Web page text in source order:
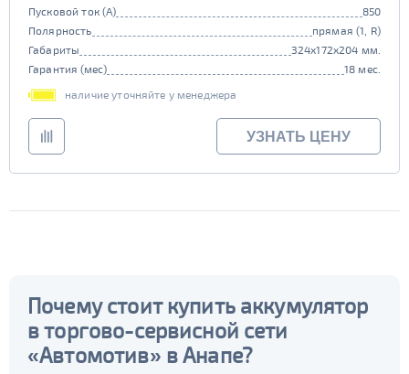
Пусковой ток (А)
850
Полярность
прямая (1, R)
Габариты
324x172x204 мм.
Гарантия (мес)
18 мес.
наличие уточняйте у менеджера
УЗНАТЬ ЦЕНУ
Почему стоит купить аккумулятор
в торгово-сервисной сети
«Автомотив» в Анапе?